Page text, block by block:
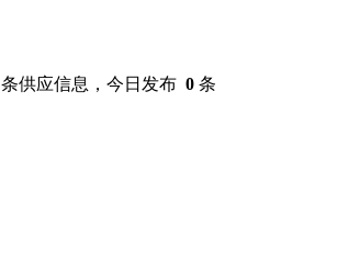
条供应信息，今日发布 0 条